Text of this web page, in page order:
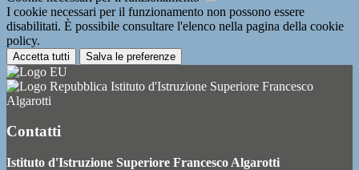
I cookie necessari per il funzionamento non possono essere
disabilitati. È possibile consultare l'elenco nella pagina della cookie
policy.
Accetta tutti Salva le preferenze
Istituto d'Istruzione Superiore Francesco
Algarotti
Contatti
Istituto d'Istruzione Superiore Francesco Algarotti